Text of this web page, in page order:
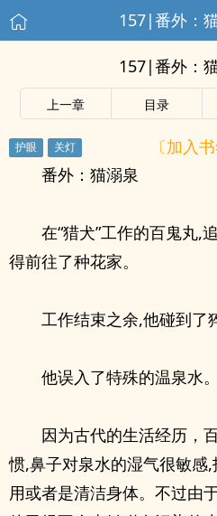
157|番外：
157|番外：
上一章 目录
〔加入书
番外：猫溺泉
在“猎犬”工作的百鬼丸,
得前往了种花家。
工作结束之余,他碰到了
他误入了特殊的温泉水。
因为古代的生活经历，
惯,鼻子对泉水的湿气很敏感
用或者是清洁身体。不过由